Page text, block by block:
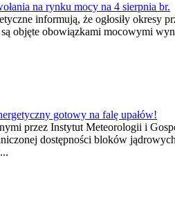
na rynku mocy na 4 sierpnia br.
informują, że ogłosiły okresy
objęte obowiązkami mocowymi
gotowy na falę upałów!
przez Instytut Meteorologii i
dostępności bloków